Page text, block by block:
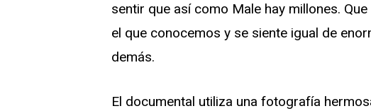
sentir que así como Male hay millones.
el que conocemos y se siente igual de
demás.
El documental utiliza una fotografía